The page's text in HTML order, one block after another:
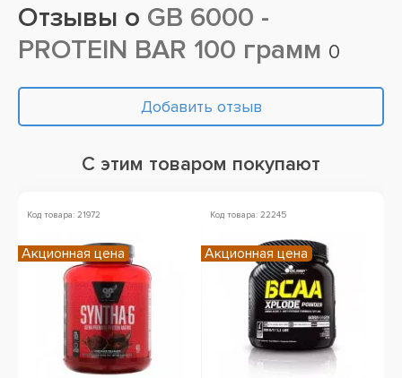
Отзывы о GB 6000 -
PROTEIN BAR 100 грамм 0
Добавить отзыв
С этим товаром покупают
Код товара: 21972
Акционная цена
Код товара: 22245
Акционная цена